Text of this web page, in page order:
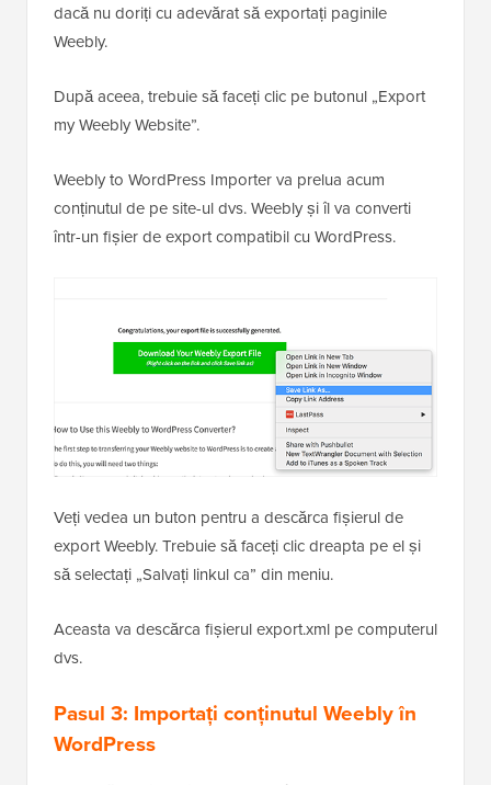
dacă nu doriți cu adevărat să exportați paginile
Weebly.
După aceea, trebuie să faceți clic pe butonul „Export
my Weebly Website”.
Weebly to WordPress Importer va prelua acum
conținutul de pe site-ul dvs. Weebly și îl va converti
într-un fișier de export compatibil cu WordPress.
Veți vedea un buton pentru a descărca fișierul de
export Weebly. Trebuie să faceți clic dreapta pe el și
să selectați „Salvați linkul ca” din meniu.
Aceasta va descărca fișierul export.xml pe computerul
dvs.
Pasul 3: Importați conținutul Weebly în
WordPress